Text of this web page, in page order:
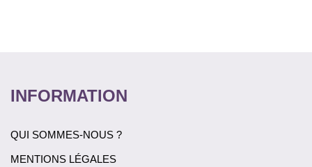
INFORMATION
QUI SOMMES-NOUS ?
MENTIONS LÉGALES